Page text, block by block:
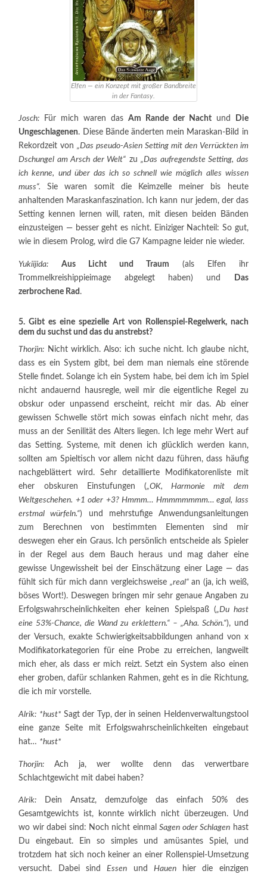
Elfen — ein Konzept mit großer Bandbreite
in der Fantasy.
Josch: Für mich waren das Am Rande der Nachtund
Die
Ungeschlagenen. Diese Bände änderten mein Maraskan-Bild in
Rekordzeit von„Das pseudo-Asien Setting mit den Verrückten im
Dschungel am Arsch der Welt“ zu„Das aufregendste Setting, das
ich kenne, und über das ich so schnell wie möglich alles wissen
muss“. Sie waren somit die Keimzelle meiner bis heute
anhaltenden Maraskanfaszination. Ich kann nur jedem, der das
Setting kennen lernen will, raten, mit diesen beiden Bänden
einzusteigen — besser geht es nicht. Einiziger Nachteil: So gut,
wie in diesem Prolog, wird die G7 Kampagne leider nie wieder.
Yukiijida: Aus Licht und Traum (als Elfen ihr
Trommelkreishippieimage abgelegt haben) und
Das
zerbrochene Rad .
5. Gibt es eine spezielle Art von Rollenspiel-Regelwerk, nach
dem du suchst und das du anstrebst?
Thorjin: Nicht wirklich. Also: ich suche nicht. Ich glaube nicht,
dass es ein System gibt, bei dem man niemals eine störende
Stelle findet. Solange ich ein System habe, bei dem ich im Spiel
nicht andauernd hausregle, weil mir die eigentliche Regel zu
obskur oder unpassend erscheint, reicht mir das. Ab einer
gewissen Schwelle stört mich sowas einfach nicht mehr, das
muss an der Senilität des Alters liegen. Ich lege mehr Wert auf
das Setting. Systeme, mit denen ich glücklich werden kann,
sollten am Spieltisch vor allem nicht dazu führen, dass häufig
nachgeblättert wird. Sehr detaillierte Modifikatorenliste mit
eher obskuren Einstufungen („OK, Harmonie mit dem
Weltgeschehen. +1 oder +3? Hmmm… Hmmmmmmm… egal, lass
erstmal würfeln.“) und mehrstufige Anwendungsanleitungen
zum Berechnen von bestimmten Elementen sind mir
deswegen eher ein Graus. Ich persönlich entscheide als Spieler
in der Regel aus dem Bauch heraus und mag daher eine
gewisse Ungewissheit bei der Einschätzung einer Lage — das
fühlt sich für mich dann vergleichsweise „real“an (ja, ich weiß,
böses Wort!). Deswegen bringen mir sehr genaue Angaben zu
Erfolgswahrscheinlichkeiten eher keinen Spielspaß („Du hast
eine 53%-Chance, die Wand zu erklettern.“ – „Aha. Schön.“), und
der Versuch, exakte Schwierigkeitsabbildungen anhand von x
Modifikatorkategorien für eine Probe zu erreichen, langweilt
mich eher, als dass er mich reizt. Setzt ein System also einen
eher groben, dafür schlanken Rahmen, geht es in die Richtung,
die ich mir vorstelle.
Alrik: *hust* Sagt der Typ, der in seinen Heldenverwaltungstool
eine ganze Seite mit Erfolgswahrscheinlichkeiten eingebaut
hat… *hust*
Thorjin: Ach ja, wer wollte denn das verwertbare
Schlachtgewicht mit dabei haben?
Alrik: Dein Ansatz, demzufolge das einfach 50% des
Gesamtgewichts ist, konnte wirklich nicht überzeugen. Und
wo wir dabei sind: Noch nicht einmalSagen oder Schlagen hast
Du eingebaut. Ein so simples und amüsantes Spiel, und
trotzdem hat sich noch keiner an einer Rollenspiel-Umsetzung
versucht. Dabei sindEssen und Hauenhier die einzigen